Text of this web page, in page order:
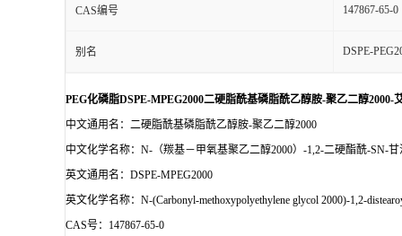
CAS编号 147867-65-0
别名 DSPE-
PEG化磷脂DSPE-MPEG2000二硬脂酰基磷脂酰乙醇胺-聚乙二醇2000-
中文通用名：二硬脂酰基磷脂酰乙醇胺-聚乙二醇2000
中文化学名称：N-（羰基－甲氧基聚乙二醇2000）-1,2-二硬酯酰-SN-
英文通用名：DSPE-MPEG2000
英文化学名称：N-(Carbonyl-methoxypolyethylene glycol 2000)-1,2-
CAS号：147867-65-0